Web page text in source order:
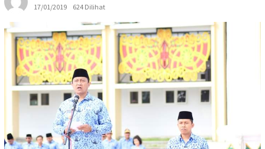
17/01/2019
624 Dilihat